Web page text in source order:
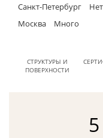
Санкт-Петербург
Москва
Много
СТРУКТУРЫ И
ПОВЕРХНОСТИ